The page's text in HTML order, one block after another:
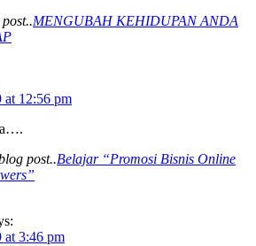
MENGUBAH KEHIDUPAN ANDA
at 12:56 pm
post..Belajar “Promosi Bisnis Online
at 3:46 pm